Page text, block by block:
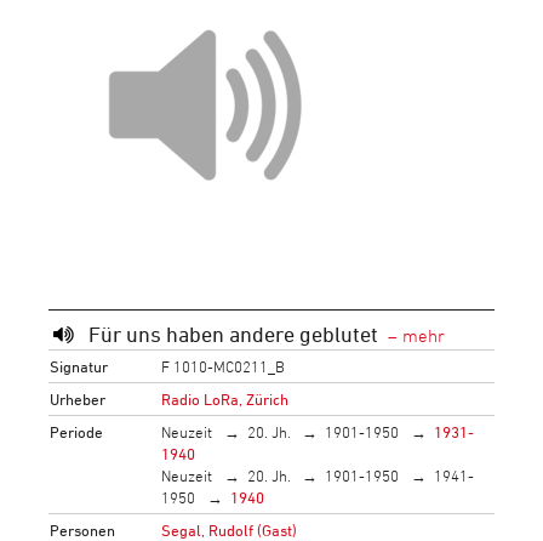
Für uns haben andere geblutet
Signatur
F 1010-MC0211_B
Urheber
Radio LoRa, Zürich
Periode
Neuzeit 20. Jh. 1901-1950
1931-
1940
Neuzeit
20. Jh. 1901-1950
1941-
1950
1940
Personen
Segal, Rudolf (Gast)